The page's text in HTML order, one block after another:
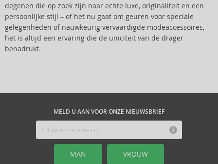
degenen die op zoek zijn naar echte luxe, originaliteit en een
persoonlijke stijl – of het nu gaat om geuren voor speciale
gelegenheden of nauwkeurig vervaardigde modeaccessoires,
het is altijd een ervaring die de uniciteit van de drager
benadrukt.
MELD U AAN VOOR ONZE NIEUWSBRIEF
MAN VROUW